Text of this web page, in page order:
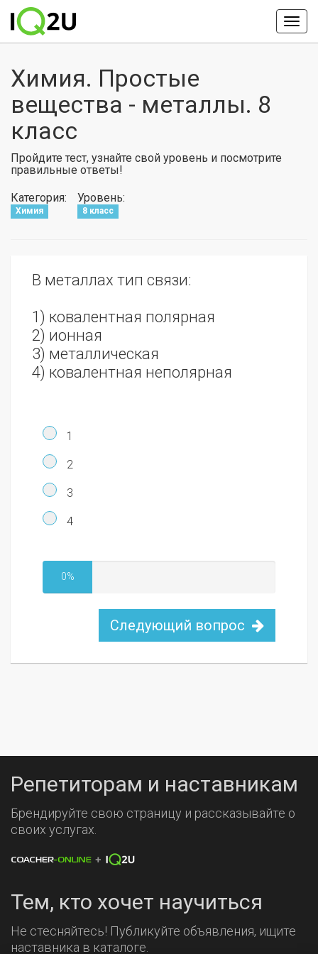
Химия. Простые
вещества - металлы. 8
класс
Пройдите тест, узнайте свой уровень и посмотрите
правильные ответы!
Категория:
Химия
Уровень:
8 класс
В металлах тип связи:
1) ковалентная полярная
2) ионная
3) металлическая
4) ковалентная неполярная
1
2
3
4
0%
Следующий вопрос
Репетиторам и наставникам
Брендируйте свою страницу и рассказывайте о
своих услугах.
Тем, кто хочет научиться
Не стесняйтесь! Публикуйте объявления, ищите
наставника в каталоге.